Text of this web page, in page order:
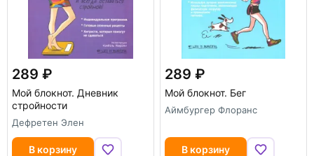
289
Мой блокнот. Дневник
стройности
Дефретен Элен
В корзину
289
Мой блокнот. Бег
Аймбургер Флоранс
В корзину